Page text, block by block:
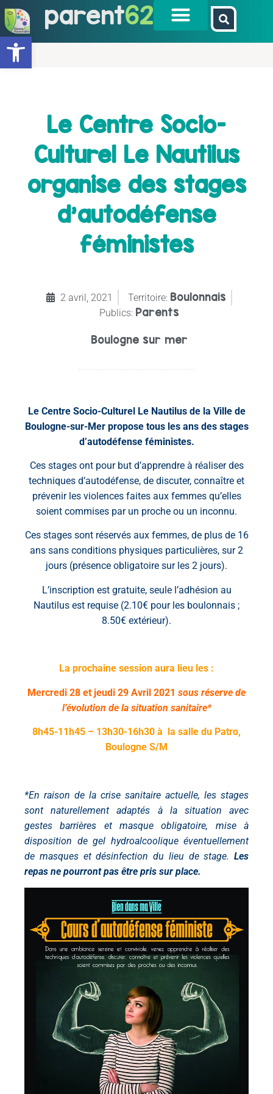
Ouvrir la barre d’outils
parent62
Le Centre Socio-
Culturel Le Nautilus
organise des stages
d’autodéfense
féministes
2 avril, 2021 Territoire: Boulonnais
Publics: Parents
Boulogne sur mer
Le Centre Socio-Culturel Le Nautilus de la Ville de
Boulogne-sur-Mer propose tous les ans des stages
d’autodéfense féministes.
Ces stages ont pour but d’apprendre à réaliser des
techniques d’autodéfense, de discuter, connaître et
prévenir les violences faites aux femmes qu’elles
soient commises par un proche ou un inconnu.
Ces stages sont réservés aux femmes, de plus de 16
ans sans conditions physiques particulières, sur 2
jours (présence obligatoire sur les 2 jours).
L’inscription est gratuite, seule l’adhésion au
Nautilus est requise (2.10€ pour les boulonnais ;
8.50€ extérieur).
La prochaine session aura lieu les :
Mercredi 28 et jeudi 29 Avril 2021 sous réserve de
l’évolution de la situation sanitaire*
8h45-11h45 – 13h30-16h30 à la salle du Patro,
Boulogne S/M
*En raison de la crise sanitaire actuelle, les stages
sont naturellement adaptés à la situation avec
gestes barrières et masque obligatoire, mise à
disposition de gel hydroalcoolique éventuellement
de masques et désinfection du lieu de stage. Les
repas ne pourront pas être pris sur place.